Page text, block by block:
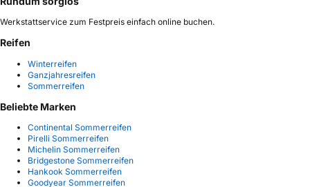
Werkstattservice zum Festpreis einfach online buchen.
Reifen
Winterreifen
Ganzjahresreifen
Sommerreifen
Beliebte Marken
Continental Sommerreifen
Pirelli Sommerreifen
Michelin Sommerreifen
Bridgestone Sommerreifen
Hankook Sommerreifen
Goodyear Sommerreifen